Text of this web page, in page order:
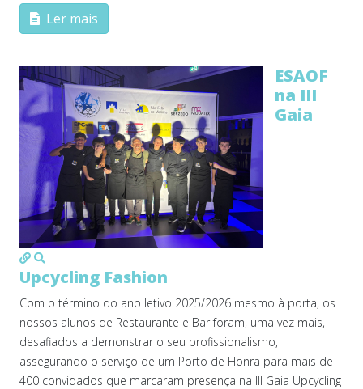
Ler mais
MOD_JTCS_VIEW_ARTICLE_LINK
ESAOF
na III
Gaia
Upcycling Fashion
Com o término do ano letivo 2025/2026 mesmo à porta, os
nossos alunos de Restaurante e Bar foram, uma vez mais,
desafiados a demonstrar o seu profissionalismo,
assegurando o serviço de um Porto de Honra para mais de
400 convidados que marcaram presença na III Gaia Upcycling